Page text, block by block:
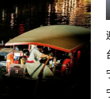
者报落地
分购车款
商家虚假
215000
承认
对方说
未收到押
哈尔滨